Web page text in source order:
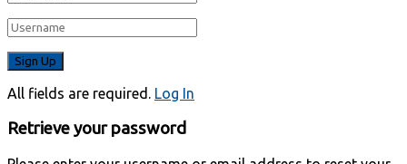
All fields are required. Log In
Retrieve your password